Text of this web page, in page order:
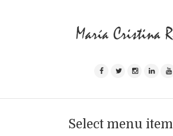
Select menu item